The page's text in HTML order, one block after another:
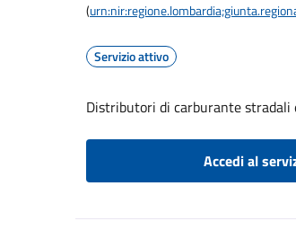
(
Servizio attivo
Distributori di carburante stradali
Accedi al